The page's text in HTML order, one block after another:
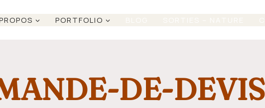
PORTFOLIO
DE-DEVIS